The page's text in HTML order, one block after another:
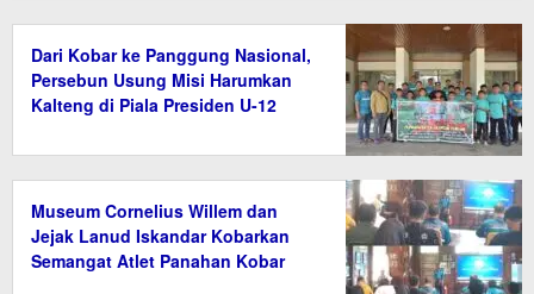
Dari Kobar ke Panggung Nasional,
Persebun Usung Misi Harumkan
Kalteng di Piala Presiden U-12
Museum Cornelius Willem dan
Jejak Lanud Iskandar Kobarkan
Semangat Atlet Panahan Kobar